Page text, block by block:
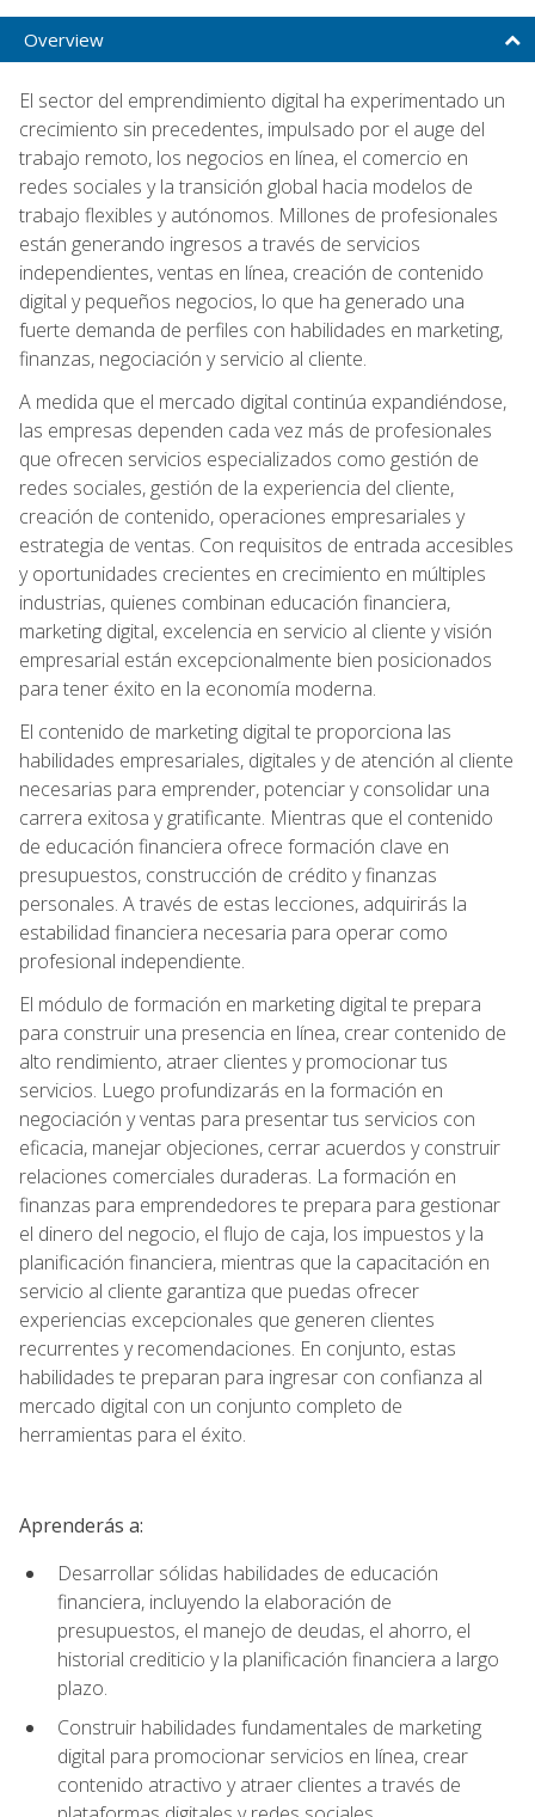
Overview
El sector del emprendimiento digital ha experimentado un
crecimiento sin precedentes, impulsado por el auge del
trabajo remoto, los negocios en línea, el comercio en
redes sociales y la transición global hacia modelos de
trabajo flexibles y autónomos. Millones de profesionales
están generando ingresos a través de servicios
independientes, ventas en línea, creación de contenido
digital y pequeños negocios, lo que ha generado una
fuerte demanda de perfiles con habilidades en marketing,
finanzas, negociación y servicio al cliente.
A medida que el mercado digital continúa expandiéndose,
las empresas dependen cada vez más de profesionales
que ofrecen servicios especializados como gestión de
redes sociales, gestión de la experiencia del cliente,
creación de contenido, operaciones empresariales y
estrategia de ventas. Con requisitos de entrada accesibles
y oportunidades crecientes en crecimiento en múltiples
industrias, quienes combinan educación financiera,
marketing digital, excelencia en servicio al cliente y visión
empresarial están excepcionalmente bien posicionados
para tener éxito en la economía moderna.
El contenido de marketing digital te proporciona las
habilidades empresariales, digitales y de atención al cliente
necesarias para emprender, potenciar y consolidar una
carrera exitosa y gratificante. Mientras que el contenido
de educación financiera ofrece formación clave en
presupuestos, construcción de crédito y finanzas
personales. A través de estas lecciones, adquirirás la
estabilidad financiera necesaria para operar como
profesional independiente.
El módulo de formación en marketing digital te prepara
para construir una presencia en línea, crear contenido de
alto rendimiento, atraer clientes y promocionar tus
servicios. Luego profundizarás en la formación en
negociación y ventas para presentar tus servicios con
eficacia, manejar objeciones, cerrar acuerdos y construir
relaciones comerciales duraderas. La formación en
finanzas para emprendedores te prepara para gestionar
el dinero del negocio, el flujo de caja, los impuestos y la
planificación financiera, mientras que la capacitación en
servicio al cliente garantiza que puedas ofrecer
experiencias excepcionales que generen clientes
recurrentes y recomendaciones. En conjunto, estas
habilidades te preparan para ingresar con confianza al
mercado digital con un conjunto completo de
herramientas para el éxito.
Aprenderás a:
Desarrollar sólidas habilidades de educación
financiera, incluyendo la elaboración de
presupuestos, el manejo de deudas, el ahorro, el
historial crediticio y la planificación financiera a largo
plazo.
Construir habilidades fundamentales de marketing
digital para promocionar servicios en línea, crear
contenido atractivo y atraer clientes a través de